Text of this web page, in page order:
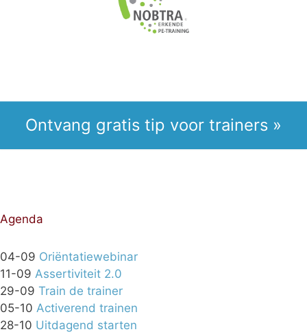
Ontvang gratis tip voor trainers »
Agenda
04-09 Oriëntatiewebinar
11-09 Assertiviteit 2.0
29-09 Train de trainer
05-10 Activerend trainen
28-10 Uitdagend starten